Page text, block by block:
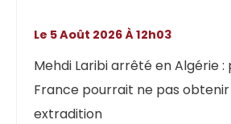
Mehdi Laribi arrêté en Algérie :
France pourrait ne pas
extradition
Le 5 Août 2026 À 12h03